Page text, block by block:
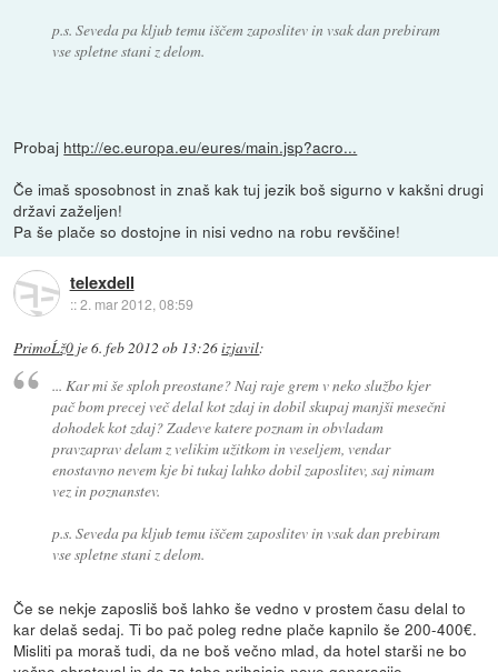
p.s. Seveda pa kljub temu iščem zaposlitev in vsak dan prebiram
vse spletne stani z delom.
Probaj http://ec.europa.eu/eures/main.jsp?acro...
Če imaš sposobnost in znaš kak tuj jezik boš sigurno v kakšni drugi
državi zaželjen!
Pa še plače so dostojne in nisi vedno na robu revščine!
telexdell
::2. mar 2012, 08:59
PrimoĹž0 je6. feb 2012 ob 13:26izjavil:
... Kar mi še sploh preostane? Naj raje grem v neko službo kjer
pač bom precej več delal kot zdaj in dobil skupaj manjši mesečni
dohodek kot zdaj? Zadeve katere poznam in obvladam
pravzaprav delam z velikim užitkom in veseljem, vendar
enostavno nevem kje bi tukaj lahko dobil zaposlitev, saj nimam
vez in poznanstev.
p.s. Seveda pa kljub temu iščem zaposlitev in vsak dan prebiram
vse spletne stani z delom.
Če se nekje zaposliš boš lahko še vedno v prostem času delal to
kar delaš sedaj. Ti bo pač poleg redne plače kapnilo še 200-400€.
Misliti pa moraš tudi, da ne boš večno mlad, da hotel starši ne bo